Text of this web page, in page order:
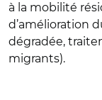
à la mobilité
d’amélioration
dégradée,
migrants).